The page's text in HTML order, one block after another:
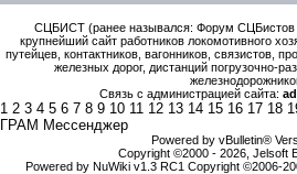
СЦБИСТ (ранее назывался: Форум СЦБистов
крупнейший сайт работников локомотивного
путейцев, контактников, вагонников, связистов,
железных дорог, дистанций погрузочно-
Связь с администрацией сайта:
1 2 3 4 5 6 7 8 9 10 11 12 13 14 15 16 17 18
ГРАМ Мессенджер
Powered by vBulletin®
Copyright ©2000 - 2026, Jelsoft
Powered by NuWiki v1.3 RC1 Copyright ©2006-